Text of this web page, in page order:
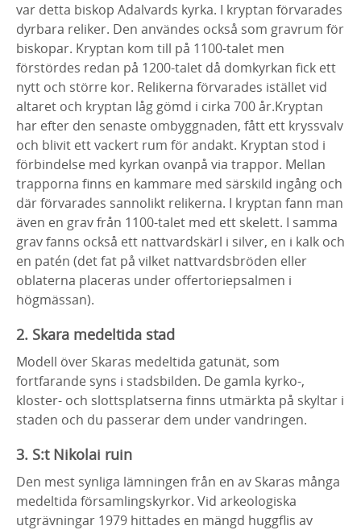
var detta biskop Adalvards kyrka. I kryptan förvarades
dyrbara reliker. Den användes också som gravrum för
biskopar. Kryptan kom till på 1100-talet men
förstördes redan på 1200-talet då domkyrkan fick ett
nytt och större kor. Relikerna förvarades istället vid
altaret och kryptan låg gömd i cirka 700 år.Kryptan
har efter den senaste ombyggnaden, fått ett kryssvalv
och blivit ett vackert rum för andakt. Kryptan stod i
förbindelse med kyrkan ovanpå via trappor. Mellan
trapporna finns en kammare med särskild ingång och
där förvarades sannolikt relikerna. I kryptan fann man
även en grav från 1100-talet med ett skelett. I samma
grav fanns också ett nattvardskärl i silver, en i kalk och
en patén (det fat på vilket nattvardsbröden eller
oblaterna placeras under offertoriepsalmen i
högmässan).
2. Skara medeltida stad
Modell över Skaras medeltida gatunät, som
fortfarande syns i stadsbilden. De gamla kyrko-,
kloster- och slottsplatserna finns utmärkta på skyltar i
staden och du passerar dem under vandringen.
3. S:t Nikolai ruin
Den mest synliga lämningen från en av Skaras många
medeltida församlingskyrkor. Vid arkeologiska
utgrävningar 1979 hittades en mängd huggflis av